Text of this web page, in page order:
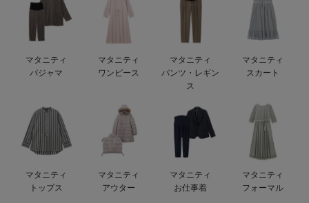
快適機能ウェア特集 ボトムス
erbaviva（エルバビーバ）
安心の日本製。先輩ママが買ってよかった！本当に必要な出産準備品
ハレの日に着るANGELIEBEのセレモニー
冬に可愛いニットがお得！
長く使えるアイテム
マタニティ
パジャマ
マタニティ
ワンピース
マタニティ
パンツ・レギン
ス
マタニティ
スカート
マタニティ
トップス
マタニティ
アウター
マタニティ
お仕事着
マタニティ
フォーマル